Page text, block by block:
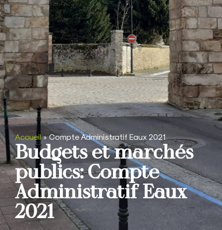
Accueil»Compte Administratif Eaux 2021
Budgets et marchés
publics: Compte
Administratif Eaux
2021